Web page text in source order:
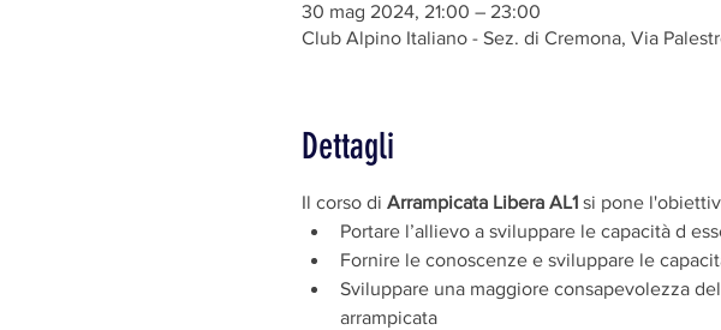
30 mag 2024, 21:00 – 23:00
Club Alpino Italiano - Sez. di Cremona, Via
Dettagli
Il corso di Arrampicata Libera AL1 si pone
Portare l’allievo a sviluppare le capacità d
Fornire le conoscenze e sviluppare le
Sviluppare una maggiore consapevolezza
arrampicata